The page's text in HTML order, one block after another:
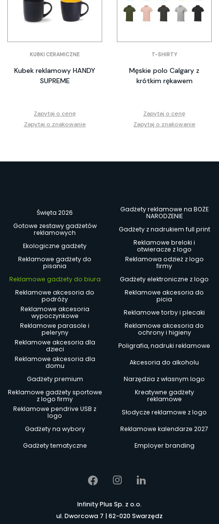
KUBKI CERAMICZNE
Kubek reklamowy HANDY
SUPREME
Zapytaj o cenę
Zapytaj o znakowanie
T-SHIRTY
Męskie polo Calgary z
krótkim rękawem
Zapytaj o cenę
Zapytaj o znakowanie
Święta 2026
Gadżety reklamowe na BOŻE
NARODZENIE
Gotowe zestawy gadżetów
reklamowych
Gadżety z nadrukiem full print
Ekologiczne gadżety
Reklamowe breloki i
otwieracze z logo
Reklamowe gadżety do
pisania
Reklamowa odzież z logo
firmy
Reklamowe gadżety do biura
Gadżety elektroniczne z logo
Reklamowe akcesoria do
podróży
Reklamowe akcesoria do
picia
Reklamowe akcesoria
wypoczynkowe
Reklamowe torby i plecaki
Reklamowe parasole i
peleryny
Reklamowe akcesoria do
ochrony i higieny
Reklamowe akcesoria dla
dzieci
Poligrafia, nadruki reklamowe
Reklamowe akcesoria dla
domu
Akcesoria do alkoholu
Gadżety premium
Narzędzia z własnym logo
Reklamowe gadżety sportowe
z logo firmy
Kreatywne gadżety
reklamowe
Reklamowe pendrive USB z
logo
Słodycze reklamowe z logo
Gadżety na wybory
Reklamowe kalendarze 2027
Gadżety tematyczne
Employer branding
Infinity Plus Sp. z o.o.
ul. Dworcowa 7 | 62-020 Swarzędz